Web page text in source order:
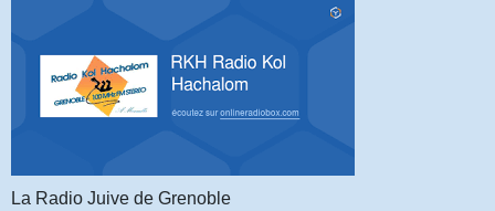
La Radio Juive de Grenoble